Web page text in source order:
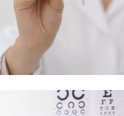
Optimización personalizada de las
Optometría